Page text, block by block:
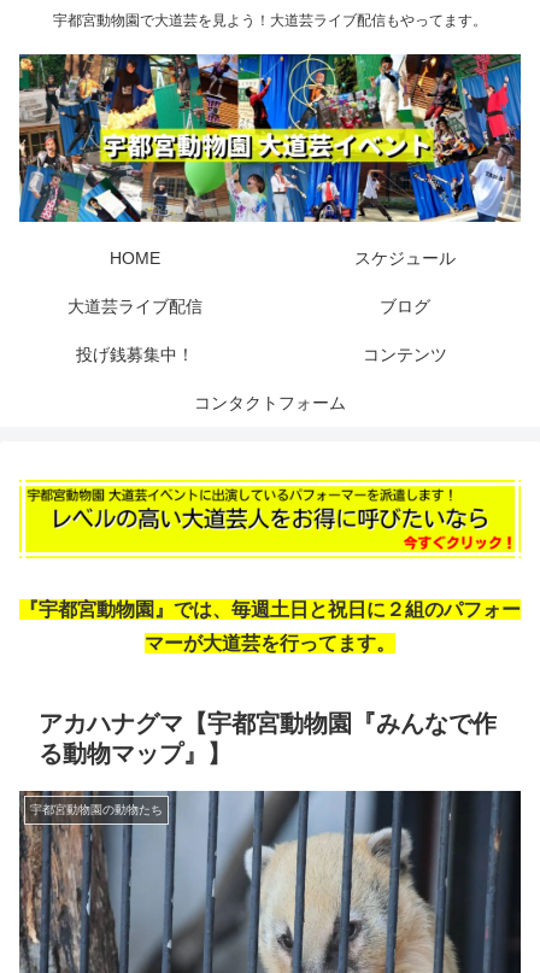
宇都宮動物園で大道芸を見よう！大道芸ライブ配信もやってます。
HOME スケジュール
大道芸ライブ配信 ブログ
投げ銭募集中！ コンテンツ
コンタクトフォーム
『宇都宮動物園』では、毎週土日と祝日に２組のパフォー
マーが大道芸を行ってます。
アカハナグマ【宇都宮動物園『みんなで作
る動物マップ』】
宇都宮動物園の動物たち